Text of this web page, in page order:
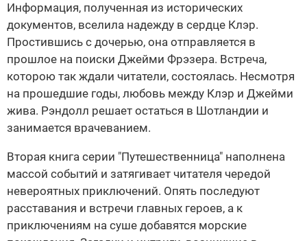
Информация, полученная из исторических
документов, вселила надежду в сердце Клэр.
Простившись с дочерью, она отправляется в
прошлое на поиски Джейми Фрэзера. Встреча,
которою так ждали читатели, состоялась. Несмотря
на прошедшие годы, любовь между Клэр и Джейми
жива. Рэндолл решает остаться в Шотландии и
занимается врачеванием.
Вторая книга серии "Путешественница" наполнена
массой событий и затягивает читателя чередой
невероятных приключений. Опять последуют
расставания и встречи главных героев, а к
приключениям на суше добавятся морские